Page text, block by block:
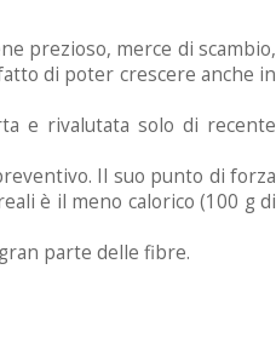
prezioso, merce di scambio,
di poter crescere anche in
e rivalutata solo di recente
Il suo punto di forza
è il meno calorico (100 g di
parte delle fibre.